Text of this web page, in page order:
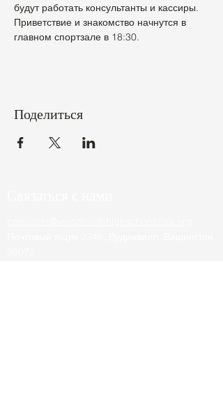
будут работать консультанты и кассиры.
Приветствие и знакомство начнутся в
главном спортзале в 18:30.
Поделиться